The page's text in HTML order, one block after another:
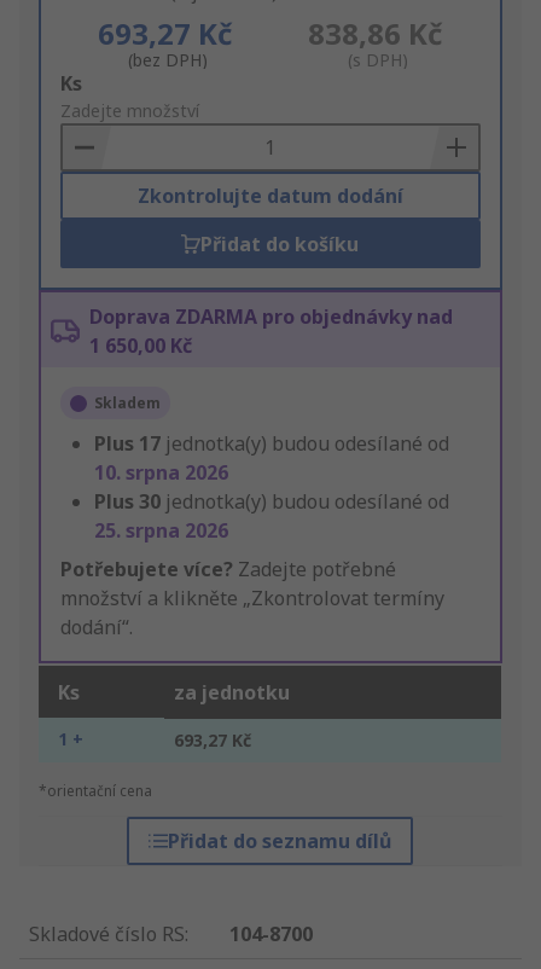
693,27 Kč
(bez DPH)
838,86 Kč
(s DPH)
Add
to
Basket
Ks
Zadejte množství
Zkontrolujte datum dodání
Přidat do košíku
Doprava ZDARMA pro objednávky nad
1 650,00 Kč
Skladem
Plus 17 jednotka(y) budou odesílané od
10. srpna 2026
Plus 30 jednotka(y) budou odesílané od
25. srpna 2026
Potřebujete více? Zadejte potřebné
množství a klikněte „Zkontrolovat termíny
dodání“.
Ks za jednotku
1 + 693,27 Kč
*orientační cena
Přidat do seznamu dílů
Skladové číslo RS:
104-8700